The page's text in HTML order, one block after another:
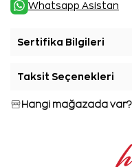
Whatsapp Asistan
Sertifika Bilgileri
Taksit Seçenekleri
Hangi mağazada var?